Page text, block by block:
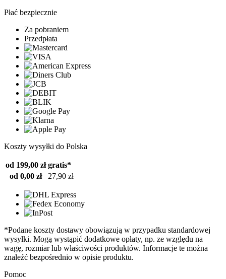
Płać bezpiecznie
Za pobraniem
Przedpłata
Koszty wysyłki do Polska
od 199,00 zł gratis*
od 0,00 zł
27,90 zł
*Podane koszty dostawy obowiązują w przypadku standardowej
wysyłki. Mogą wystąpić dodatkowe opłaty, np. ze względu na
wagę, rozmiar lub właściwości produktów. Informacje te można
znaleźć bezpośrednio w opisie produktu.
Pomoc